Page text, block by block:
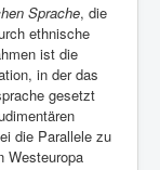
Sprache, die
ethnische
ist die
in der das
gesetzt
die Parallele zu
Westeuropa